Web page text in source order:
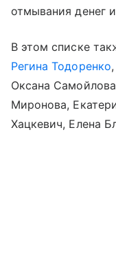
отмывания денег
В этом списке
Регина Тодоренко
Оксана
Миронова,
Хацкевич, Елена